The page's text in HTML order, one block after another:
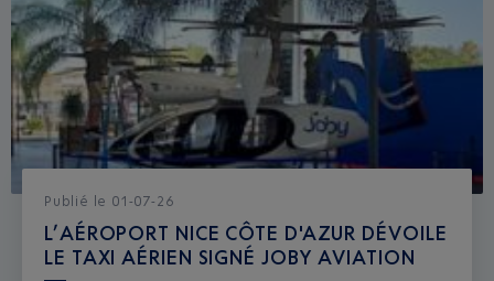
Publié le 01-07-26
L’AÉROPORT NICE CÔTE D'AZUR DÉVOILE
LE TAXI AÉRIEN SIGNÉ JOBY AVIATION